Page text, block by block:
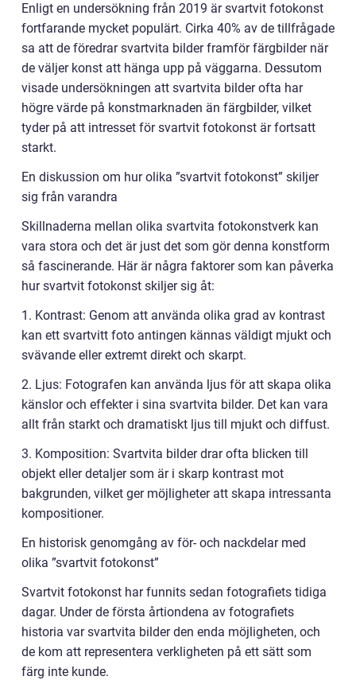
Enligt en undersökning från 2019 är svartvit fotokonst
fortfarande mycket populärt. Cirka 40% av de tillfrågade
sa att de föredrar svartvita bilder framför färgbilder när
de väljer konst att hänga upp på väggarna. Dessutom
visade undersökningen att svartvita bilder ofta har
högre värde på konstmarknaden än färgbilder, vilket
tyder på att intresset för svartvit fotokonst är fortsatt
starkt.
En diskussion om hur olika ”svartvit fotokonst” skiljer
sig från varandra
Skillnaderna mellan olika svartvita fotokonstverk kan
vara stora och det är just det som gör denna konstform
så fascinerande. Här är några faktorer som kan påverka
hur svartvit fotokonst skiljer sig åt:
1. Kontrast: Genom att använda olika grad av kontrast
kan ett svartvitt foto antingen kännas väldigt mjukt och
svävande eller extremt direkt och skarpt.
2. Ljus: Fotografen kan använda ljus för att skapa olika
känslor och effekter i sina svartvita bilder. Det kan vara
allt från starkt och dramatiskt ljus till mjukt och diffust.
3. Komposition: Svartvita bilder drar ofta blicken till
objekt eller detaljer som är i skarp kontrast mot
bakgrunden, vilket ger möjligheter att skapa intressanta
kompositioner.
En historisk genomgång av för- och nackdelar med
olika ”svartvit fotokonst”
Svartvit fotokonst har funnits sedan fotografiets tidiga
dagar. Under de första årtiondena av fotografiets
historia var svartvita bilder den enda möjligheten, och
de kom att representera verkligheten på ett sätt som
färg inte kunde.